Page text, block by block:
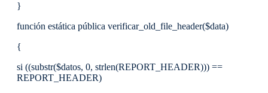
}
función estática pública verificar_old_file_header($data)
{
si ((substr($datos, 0, strlen(REPORT_HEADER))) ==
REPORT_HEADER)